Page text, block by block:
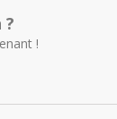
?
!